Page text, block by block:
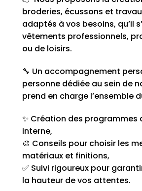
broderies, écussons et
adaptés à vos besoins, qu’il
vêtements professionnels,
ou de loisirs.
🔧 Un accompagnement
personne dédiée au sein de
prend en charge l’ensemble
✨ Création des programmes
interne,
🎨 Conseils pour choisir les
matériaux et finitions,
✅ Suivi rigoureux pour
la hauteur de vos attentes.